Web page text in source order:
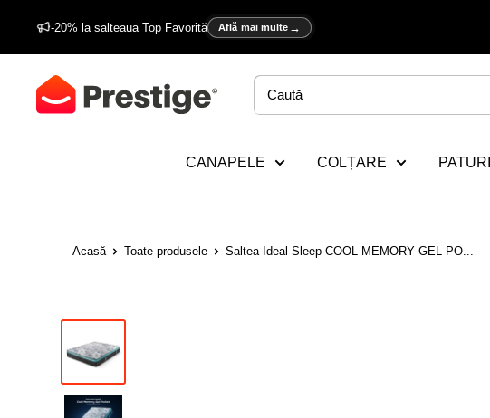
-20% la salteaua Top Favorită Află mai multe
Prestige
Home
CANAPELE COLȚARE PATURI
Acasă Toate produsele Saltea Ideal Sleep COOL MEMORY GEL PO...